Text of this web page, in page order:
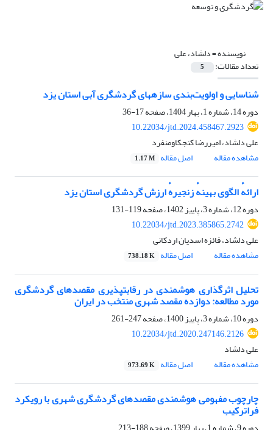
نویسنده =دلشاد، علی
تعداد مقالات: 5
شناسایی و اولویت‌بندی سازه‏های گردشگری آبی استان یزد
دوره 14، شماره 1، بهار 1404، صفحه
17-36
10.22034/jtd.2024.458467.2923
علی دلشاد، امیررضا کنجکاومنفرد
مشاهده مقاله
اصل مقاله 1.17 M
ارائهٔ الگوی بهینهٔ زنجیرهٔ ارزش گردشگری استان یزد
دوره 12، شماره 3، پاییز 1402، صفحه
119-131
10.22034/jtd.2023.385865.2742
علی دلشاد، فائزه اسدیان اردکانی
مشاهده مقاله
اصل مقاله 738.18 K
تحلیل اثرگذاری هوشمندی در رقابت‏پذیری مقصدهای گردشگری
مورد مطالعه: دوازده مقصد شهری منتخب در ایران
دوره 10، شماره 3، پاییز 1400، صفحه
247-261
10.22034/jtd.2020.247146.2126
علی دلشاد
مشاهده مقاله
اصل مقاله 973.69 K
چارچوب مفهومی هوشمندی مقصدهای گردشگری شهری با رویکرد
فراترکیب